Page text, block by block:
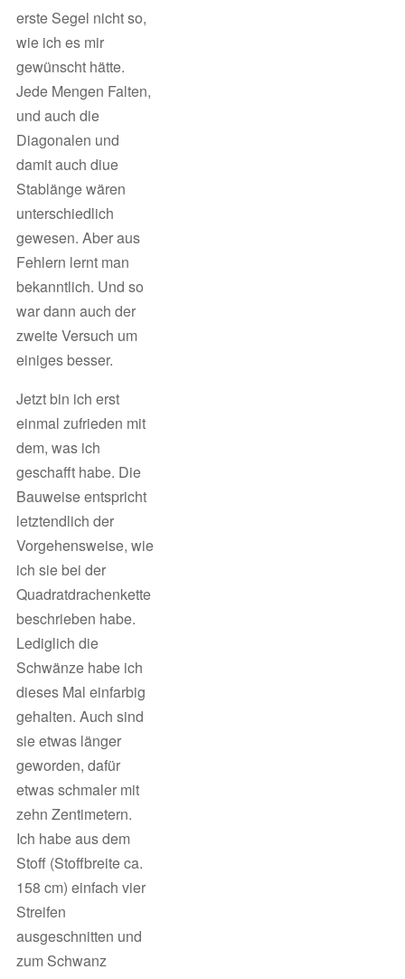
erste Segel nicht so,
wie ich es mir
gewünscht hätte.
Jede Mengen Falten,
und auch die
Diagonalen und
damit auch diue
Stablänge wären
unterschiedlich
gewesen. Aber aus
Fehlern lernt man
bekanntlich. Und so
war dann auch der
zweite Versuch um
einiges besser.
Jetzt bin ich erst
einmal zufrieden mit
dem, was ich
geschafft habe. Die
Bauweise entspricht
letztendlich der
Vorgehensweise, wie
ich sie bei der
Quadratdrachenkette
beschrieben habe.
Lediglich die
Schwänze habe ich
dieses Mal einfarbig
gehalten. Auch sind
sie etwas länger
geworden, dafür
etwas schmaler mit
zehn Zentimetern.
Ich habe aus dem
Stoff (Stoffbreite ca.
158 cm) einfach vier
Streifen
ausgeschnitten und
zum Schwanz